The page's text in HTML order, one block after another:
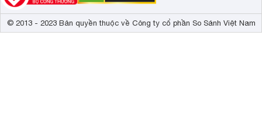
© 2013 - 2023 Bản quyền thuộc về Công ty cổ phần So Sánh Việt Nam